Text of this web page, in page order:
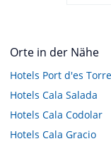
Orte in der Nähe
Hotels Port d'es
Hotels Cala Salada
Hotels Cala Codolar
Hotels Cala Gracio